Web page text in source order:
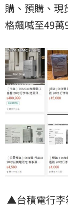
購、預購、現
格飆喊至49萬
▲台積電行李